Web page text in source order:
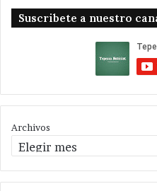
Suscribete a nuestro
Archivos